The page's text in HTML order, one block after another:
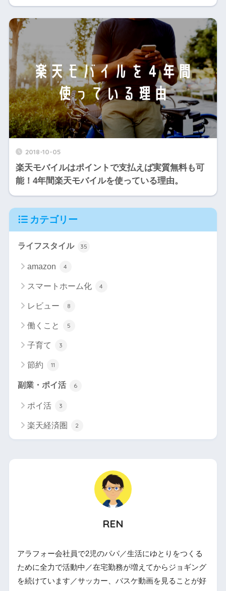
2018-10-05
楽天モバイルはポイントで支払えば実質無料も可
能！4年間楽天モバイルを使っている理由。
カテゴリー
ライフスタイル 35
amazon 4
スマートホーム化 4
レビュー 8
働くこと 5
子育て 3
節約 11
副業・ポイ活 6
ポイ活 3
楽天経済圏 2
REN
アラフォー会社員で2児のパパ／生活にゆとりをつくる
ために全力で活動中／在宅勤務が増えてからジョギング
を続けています／サッカー、バスケ動画を見ることが好